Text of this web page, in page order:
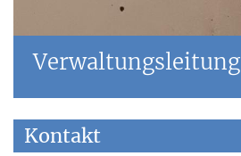
Verwaltungsleitung
Kontakt